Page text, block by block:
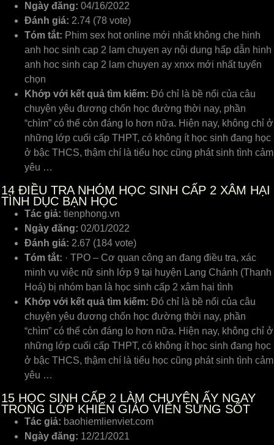
Ngày đăng: 04/16/2022
Đánh giá: 2.74 (78 vote)
Tóm tắt: Phim sex hot online mới nhất không che hinh
anh hoc sinh cap 2 lam chuyen ay nội dung hấp dẫn hinh
anh hoc sinh cap 2 lam chuyen ay xnxx mới nhất tuyển
chọn
Khớp với kết quả tìm kiếm: Đó chỉ là bề nổi của câu
chuyện yêu đương chốn học đường thời nay, phần
“chìm” có thể còn đáng lo hơn nữa. Hiện nay, không chỉ ở
những lớp cuối cấp THPT, có không ít học sinh đang học
ở bậc THCS, thậm chí là tiểu học cũng phát sinh tình cảm
yêu …
14 ĐIỀU TRA NHÓM HỌC SINH CẤP 2 XÂM HẠI
TÌNH DỤC BẠN HỌC
Tác giả: tienphong.vn
Ngày đăng: 02/01/2022
Đánh giá: 2.67 (184 vote)
Tóm tắt: · TPO – Cơ quan công an đang điều tra, xác
minh vụ việc nữ sinh lớp 9 tại huyện Lang Chánh (Thanh
Hoá) bị nhóm bạn là học sinh cấp 2 xâm hại tình
Khớp với kết quả tìm kiếm: Đó chỉ là bề nổi của câu
chuyện yêu đương chốn học đường thời nay, phần
“chìm” có thể còn đáng lo hơn nữa. Hiện nay, không chỉ ở
những lớp cuối cấp THPT, có không ít học sinh đang học
ở bậc THCS, thậm chí là tiểu học cũng phát sinh tình cảm
yêu …
15 HỌC SINH CẤP 2 LÀM CHUYỆN ẤY NGAY
TRONG LỚP KHIẾN GIÁO VIÊN SỬNG SỐT
Tác giả: baohiemlienviet.com
Ngày đăng: 12/21/2021